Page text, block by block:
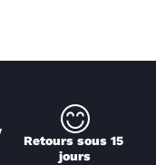
Retours sous 15
jours